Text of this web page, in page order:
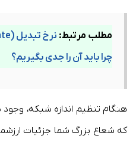
مطلب مرتبط:
چرا باید آن را جدی بگیریم؟
هنگام تنظیم اندازه شبکه،
که شعاع بزرگ شما جزئیات